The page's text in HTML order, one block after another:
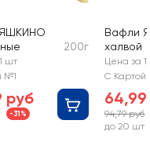
200г
шт
№1
руб
-31%
Вафли
халвой
Цена за 1
С Картой
64,99
94,79 руб
до 20 шт